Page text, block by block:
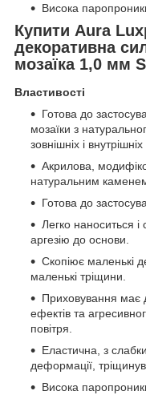
Висока
Купити Aura
декоративна
мозаїка 1,0 мм
Властивості
Готова до
мозаїки з
зовнішніх і внутрішніх
Акрилова,
натуральним
Готова до
Легко наноситься і
аргезію до основи.
Скопіює маленькі
маленькі тріщини.
Приховування має
ефектів та
повітря.
Еластична, з
деформації,
Висока